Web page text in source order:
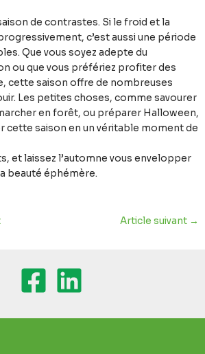
de contrastes. Si le froid et la
c’est aussi une période
Que vous soyez adepte du
ou que vous préfériez profiter des
cette saison offre de nombreuses
Les petites choses, comme savourer
en forêt, ou préparer Halloween,
cette saison en un véritable moment de
et laissez l’automne vous envelopper
beauté éphémère.
Article suivant →